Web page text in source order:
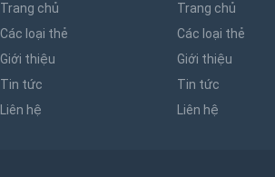
Trang chủ
Các loại thẻ
Giới thiệu
Tin tức
Liên hệ
Trang chủ
Các loại thẻ
Giới thiệu
Tin tức
Liên hệ